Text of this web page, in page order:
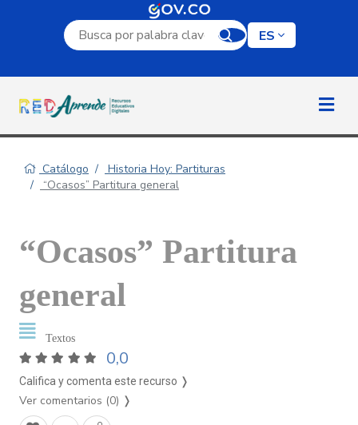
Campo de búsqueda por palabra clave
ES
Catálogo
Historia Hoy: Partituras
“Ocasos” Partitura general
“Ocasos” Partitura
general
Textos
0,0
Califica y comenta este recurso ❭
Ver comentarios (0) ❭